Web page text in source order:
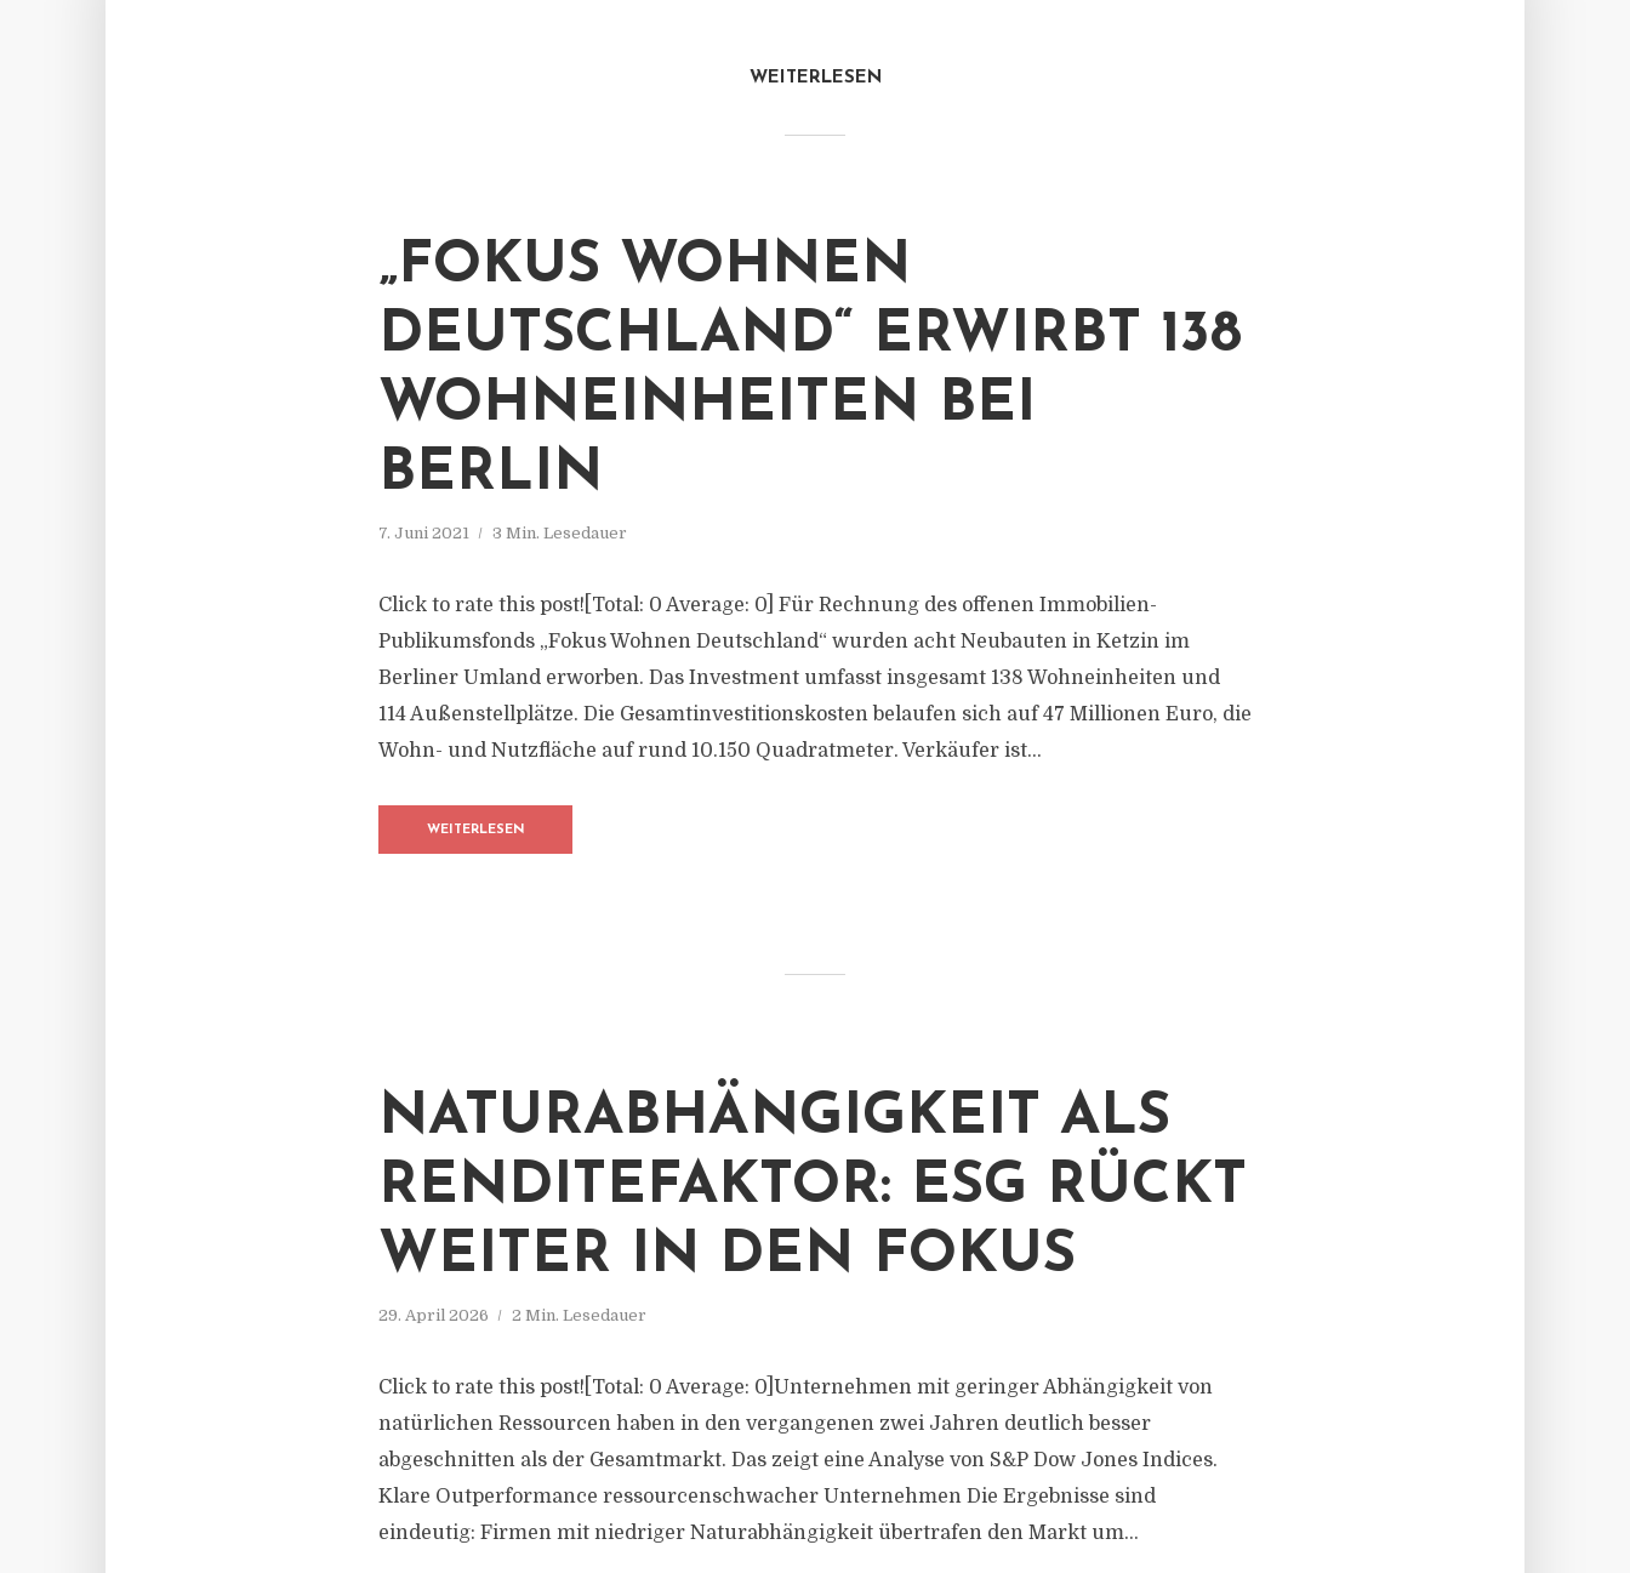
WEITERLESEN
„FOKUS WOHNEN
DEUTSCHLAND“ ERWIRBT 138
WOHNEINHEITEN BEI
BERLIN
7. Juni 2021 3 Min. Lesedauer
Click to rate this post![Total: 0 Average: 0] Für Rechnung des offenen Immobilien-
Publikumsfonds „Fokus Wohnen Deutschland“ wurden acht Neubauten in Ketzin im
Berliner Umland erworben. Das Investment umfasst insgesamt 138 Wohneinheiten und
114 Außenstellplätze. Die Gesamtinvestitionskosten belaufen sich auf 47 Millionen Euro, die
Wohn- und Nutzfläche auf rund 10.150 Quadratmeter. Verkäufer ist...
WEITERLESEN
NATURABHÄNGIGKEIT ALS
RENDITEFAKTOR: ESG RÜCKT
WEITER IN DEN FOKUS
29. April 2026 2 Min. Lesedauer
Click to rate this post![Total: 0 Average: 0]Unternehmen mit geringer Abhängigkeit von
natürlichen Ressourcen haben in den vergangenen zwei Jahren deutlich besser
abgeschnitten als der Gesamtmarkt. Das zeigt eine Analyse von S&P Dow Jones Indices.
Klare Outperformance ressourcenschwacher Unternehmen Die Ergebnisse sind
eindeutig: Firmen mit niedriger Naturabhängigkeit übertrafen den Markt um...